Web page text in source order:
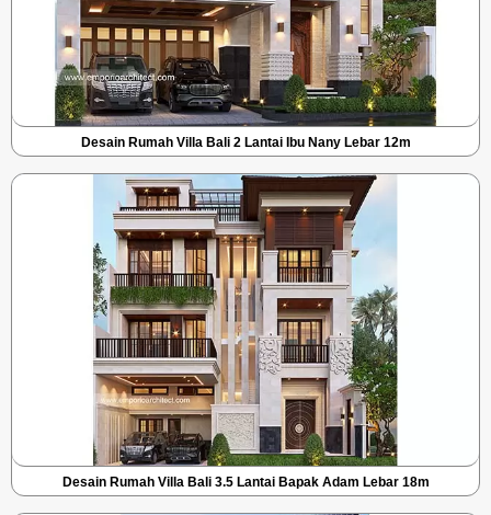
Desain Rumah Villa Bali 2 Lantai Ibu Nany Lebar 12m
Desain Rumah Villa Bali 3.5 Lantai Bapak Adam Lebar 18m